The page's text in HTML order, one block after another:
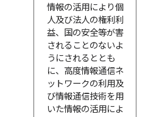
情報の活用により個
人及び法人の権利利
益、国の安全等が害
されることのないよ
うにされるととも
に、高度情報通信ネ
ットワークの利用及
び情報通信技術を用
いた情報の活用によ